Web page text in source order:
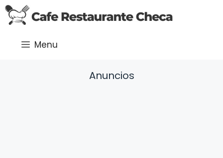
Saltar
al
Menu
Anuncios